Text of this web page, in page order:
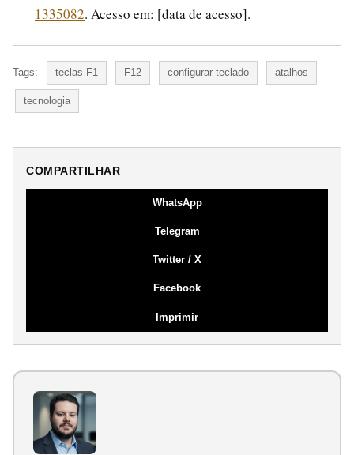
1335082. Acesso em: [data de acesso].
Tags: teclas F1 F12 configurar teclado atalhos
tecnologia
COMPARTILHAR
WhatsApp
Telegram
Twitter / X
Facebook
Imprimir